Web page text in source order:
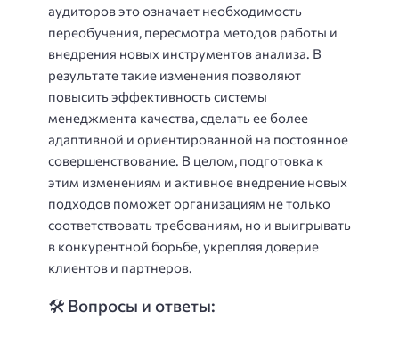
аудиторов это означает необходимость
переобучения, пересмотра методов работы и
внедрения новых инструментов анализа. В
результате такие изменения позволяют
повысить эффективность системы
менеджмента качества, сделать ее более
адаптивной и ориентированной на постоянное
совершенствование. В целом, подготовка к
этим изменениям и активное внедрение новых
подходов поможет организациям не только
соответствовать требованиям, но и выигрывать
в конкурентной борьбе, укрепляя доверие
клиентов и партнеров.
🛠️ Вопросы и ответы: